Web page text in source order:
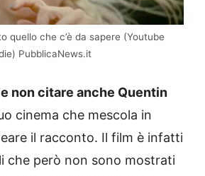
quello che c’è da sapere (Youtube
PubblicaNews.it
non citare anche Quentin
cinema che mescola in
il racconto. Il film è infatti
che però non sono mostrati